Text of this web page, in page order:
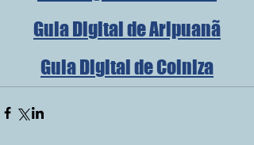
Guia Digital de Aripuanã
Guia Digital de Colniza